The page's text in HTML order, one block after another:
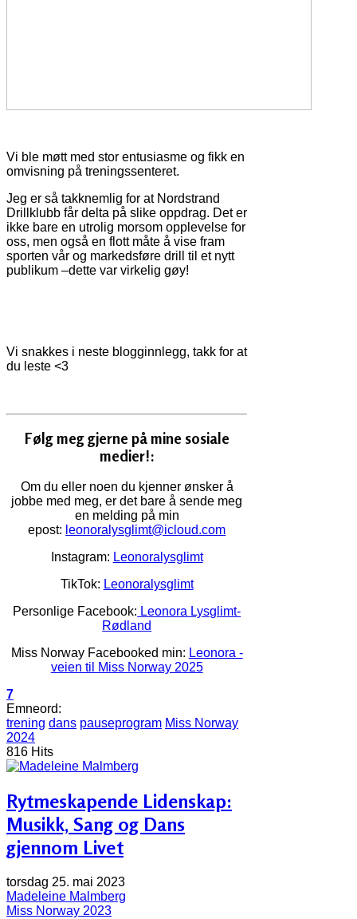
Vi ble møtt med stor entusiasme og fikk en
omvisning på treningssenteret.
Jeg er så takknemlig for at Nordstrand
Drillklubb får delta på slike oppdrag. Det er
ikke bare en utrolig morsom opplevelse for
oss, men også en flott måte å vise fram
sporten vår og markedsføre drill til et nytt
publikum –dette var virkelig gøy!
Vi snakkes i neste blogginnlegg, takk for at
du leste <3
Følg meg gjerne på mine sosiale
medier!:
Om du eller noen du kjenner ønsker å
jobbe med meg, er det bare å sende meg
en melding på min
epost: leonoralysglimt@icloud.com
Instagram: Leonoralysglimt
TikTok: Leonoralysglimt
Personlige Facebook: Leonora Lysglimt-
Rødland
Miss Norway Facebooked min: Leonora -
veien til Miss Norway 2025
7
Emneord:
trening dans pauseprogram Miss Norway
2024
816 Hits
Rytmeskapende Lidenskap:
Musikk, Sang og Dans
gjennom Livet
torsdag 25. mai 2023
Madeleine Malmberg
Miss Norway 2023